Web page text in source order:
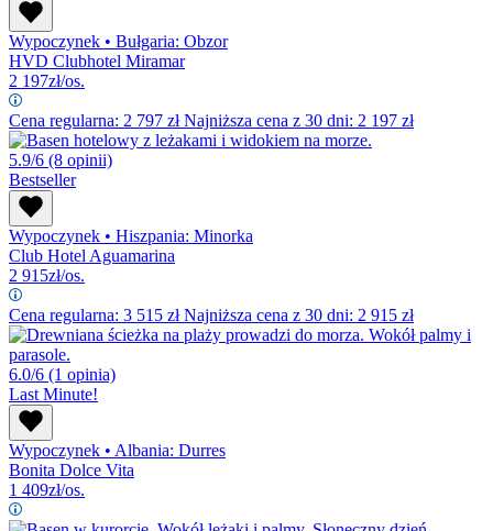
Wypoczynek • Bułgaria: Obzor
HVD Clubhotel Miramar
2 197zł/os.
Cena regularna: 2 797 złNajniższa cena z 30 dni: 2 197 zł
5.9/6 (8 opinii)
Bestseller
Wypoczynek • Hiszpania: Minorka
Club Hotel Aguamarina
2 915zł/os.
Cena regularna: 3 515 złNajniższa cena z 30 dni: 2 915 zł
6.0/6 (1 opinia)
Last Minute!
Wypoczynek • Albania: Durres
Bonita Dolce Vita
1 409zł/os.